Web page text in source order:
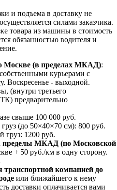
и подъема в доставку не
силами заказчика.
товара из машины в стоимость
обязанностью водителя и
Москве (в пределах МКАД):
курьерами с
Воскресенье - выходной.
(внутри третьего
предварительно
свыше 100 000 руб.
(до 50×40×70 см): 800 руб.
груз: 1200 руб.
пределы МКАД (по Московской
+ 50 руб./км в одну сторону.
транспортной компанией до
или ближайшего к нему
доставки оплачивается вами